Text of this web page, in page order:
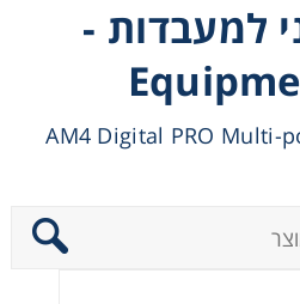
למעבדות -
AM4 Digital PRO Multi-
Error:Contact
מחיר או מידע עבור: